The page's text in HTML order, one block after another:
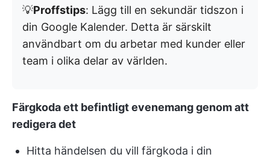
💡Proffstips: Lägg till en sekundär tidszon i
din Google Kalender. Detta är särskilt
användbart om du arbetar med kunder eller
team i olika delar av världen.
Färgkoda ett befintligt evenemang genom att
redigera det
Hitta händelsen du vill färgkoda i din